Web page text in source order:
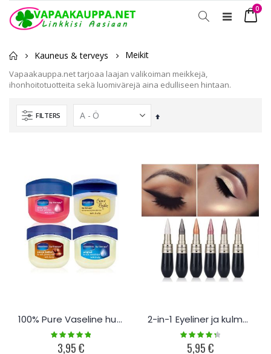
Toggle
0
Kauneus & terveys Meikit
Vapaakauppa.net tarjoaa laajan valikoiman meikkejä,
ihonhoitotuotteita sekä luomivärejä aina edulliseen hintaan.
FILTERS
Laskevassa
100% Pure Vaseline huulirasva
Rating:
100%
3,95 €
2-in-1 Eyeliner ja kulmaväri
Rating:
90%
5,95 €